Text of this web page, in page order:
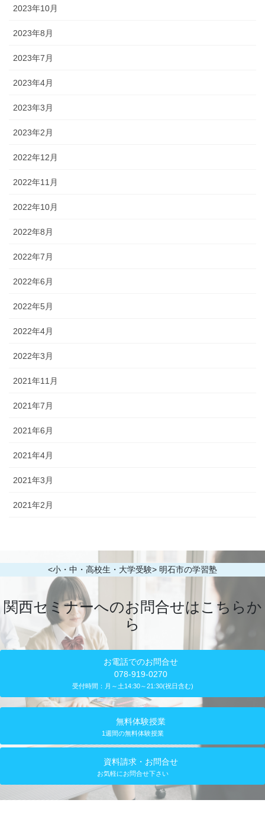
2023年10月
2023年8月
2023年7月
2023年4月
2023年3月
2023年2月
2022年12月
2022年11月
2022年10月
2022年8月
2022年7月
2022年6月
2022年5月
2022年4月
2022年3月
2021年11月
2021年7月
2021年6月
2021年4月
2021年3月
2021年2月
<小・中・高校生・大学受験> 明石市の学習塾
関西セミナーへのお問合せはこちらか
ら
お電話でのお問合せ
078-919-0270
受付時間：月～土14:30～21:30(祝日含む)
無料体験授業
1週間の無料体験授業
資料請求・お問合せ
お気軽にお問合せ下さい